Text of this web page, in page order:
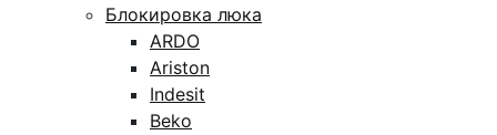
Блокировка люка
ARDO
Ariston
Indesit
Beko